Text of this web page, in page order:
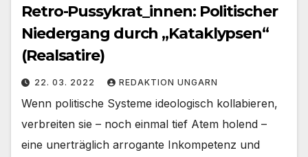
Retro-Pussykrat_innen: Politischer
Niedergang durch „Kataklypsen“
(Realsatire)
22. 03. 2022 REDAKTION UNGARN
Wenn politische Systeme ideologisch kollabieren,
verbreiten sie – noch einmal tief Atem holend –
eine unerträglich arrogante Inkompetenz und